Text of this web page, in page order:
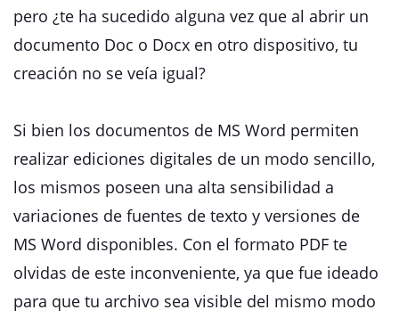
pero ¿te ha sucedido alguna vez que al abrir un
documento Doc o Docx en otro dispositivo, tu
creación no se veía igual?
Si bien los documentos de MS Word permiten
realizar ediciones digitales de un modo sencillo,
los mismos poseen una alta sensibilidad a
variaciones de fuentes de texto y versiones de
MS Word disponibles. Con el formato PDF te
olvidas de este inconveniente, ya que fue ideado
para que tu archivo sea visible del mismo modo